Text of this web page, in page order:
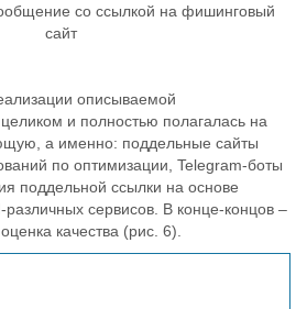
со ссылкой на фишинговый
сайт
описываемой
и полностью полагалась на
а именно: поддельные сайты
по оптимизации, Telegram-боты
поддельной ссылки на основе
сервисов. В конце-концов –
качества (рис. 6).